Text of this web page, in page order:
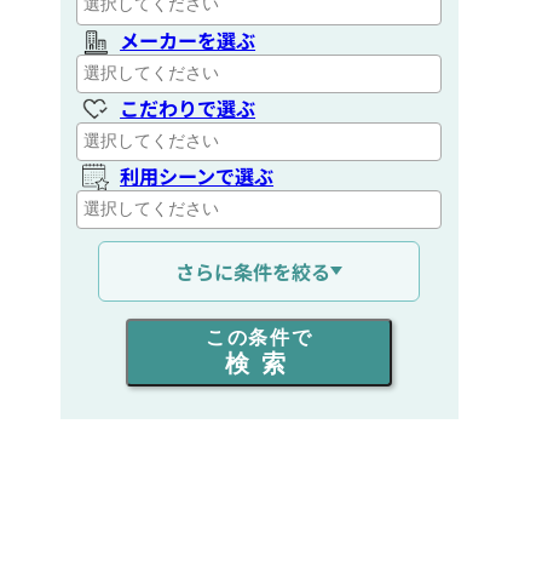
メーカーを選ぶ
こだわりで選ぶ
利用シーンで選ぶ
通信距離を選ぶ
出力を選ぶ
同時通話人数を選ぶ
さらに条件を絞る
この条件で
検索